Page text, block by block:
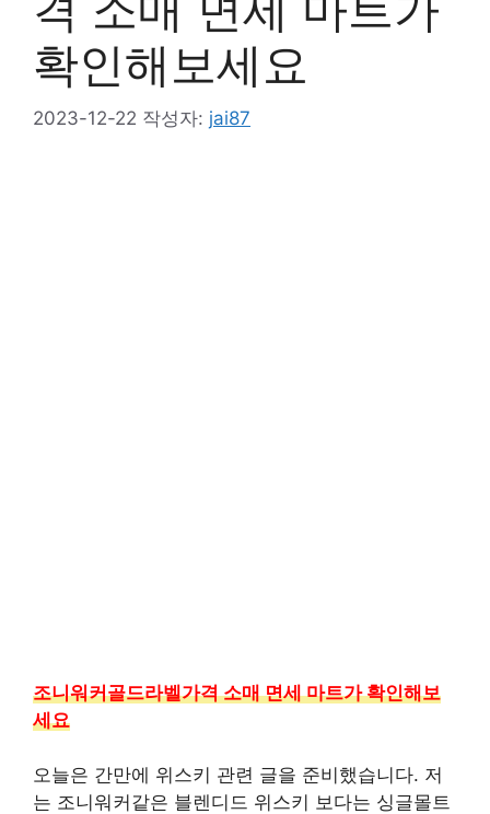
확인해보세요
2023-12-22 작성자: jai87
조니워커골드라벨가격 소매 면세 마트가 확인해보
세요
오늘은 간만에 위스키 관련 글을 준비했습니다. 저
는 조니워커같은 블렌디드 위스키 보다는 싱글몰트